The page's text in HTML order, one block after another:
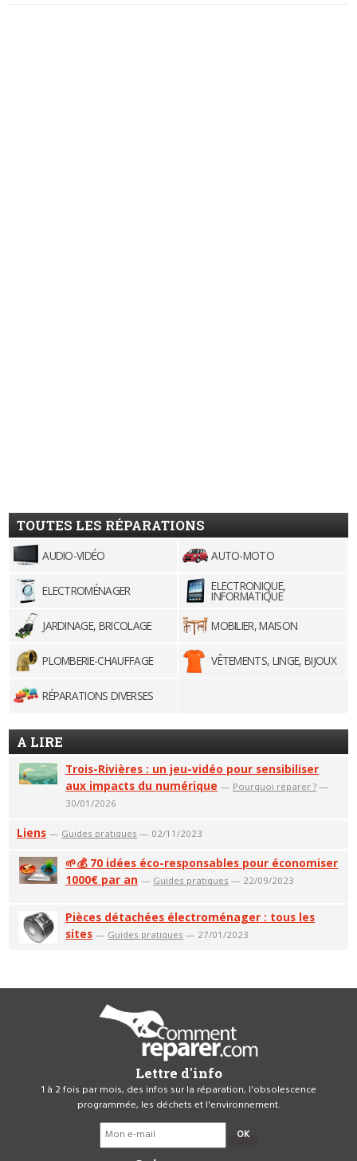
TOUTES LES RÉPARATIONS
AUDIO-VIDÉO AUTO-MOTO
ELECTROMÉNAGER ELECTRONIQUE,
INFORMATIQUE
JARDINAGE, BRICOLAGE
MOBILIER, MAISON
PLOMBERIE-CHAUFFAGE VÊTEMENTS, LINGE, BIJOUX
RÉPARATIONS DIVERSES
A LIRE
Trois-Rivières : un jeu-vidéo pour sensibiliser
aux impacts du numérique — Pourquoi réparer ? —
30/01/2026
Liens — Guides pratiques — 02/11/2023
🌱💰 70 idées éco-responsables pour économiser
1000€ par an — Guides pratiques — 22/09/2023
Pièces détachées électroménager : tous les
sites — Guides pratiques — 27/01/2023
Lettre d'info
1 à 2 fois par mois, des infos sur la réparation, l'obsolescence
programmée, les déchets et l'environnement.
OK